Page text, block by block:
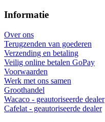
Informatie
Over ons
Terugzenden van goederen
Verzending en betaling
Veilig online betalen GoPay
Voorwaarden
Werk met ons samen
Groothandel
Wacaco - geautoriseerde dealer
Cafelat - geautoriseerde dealer